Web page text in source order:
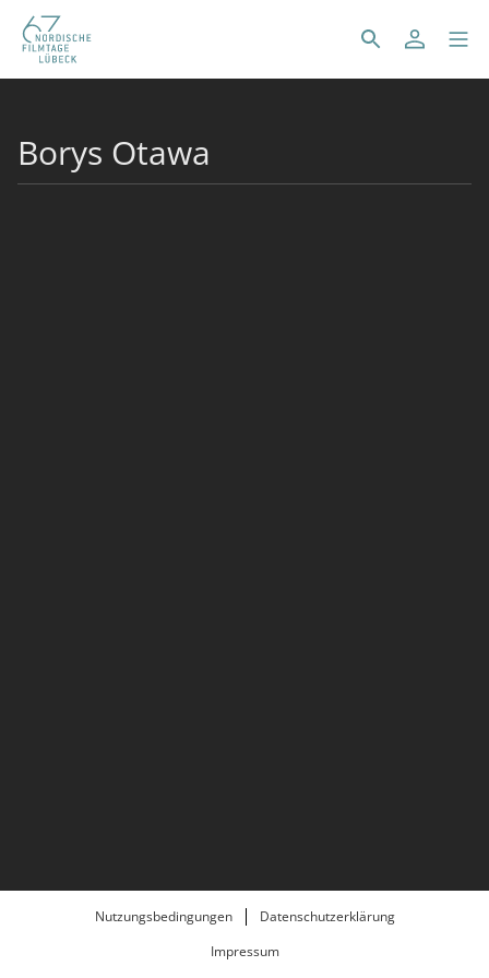
Borys Otawa
Nutzungsbedingungen
Datenschutzerklärung
Impressum